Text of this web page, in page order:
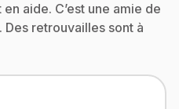
aide. C’est une amie de
retrouvailles sont à